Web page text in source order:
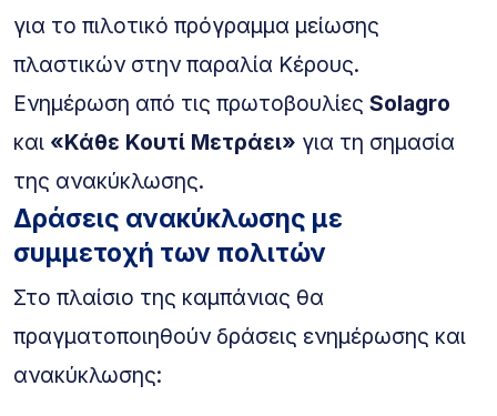
για το πιλοτικό πρόγραμμα μείωσης
πλαστικών στην παραλία Κέρους.
Ενημέρωση από τις πρωτοβουλίες Solagro
και «Κάθε Κουτί Μετράει» για τη σημασία
της ανακύκλωσης.
Δράσεις ανακύκλωσης με
συμμετοχή των πολιτών
Στο πλαίσιο της καμπάνιας θα
πραγματοποιηθούν δράσεις ενημέρωσης και
ανακύκλωσης: